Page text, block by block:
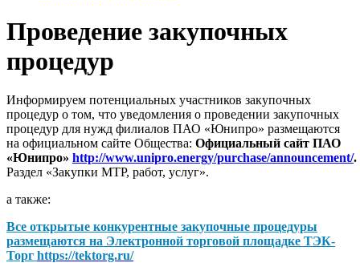
Проведение закупочных
процедур
Информируем потенциальных участников закупочных
процедур о том, что уведомления о проведении закупочных
процедур для нужд филиалов ПАО «Юнипро» размещаются
на официальном сайте Общества: Официальный сайт ПАО
«Юнипро» http://www.unipro.energy/purchase/announcement/.
Раздел «Закупки МТР, работ, услуг».
а также:
Все открытые конкурентные закупочные процедуры
размещаются на Электронной торговой площадке ТЭК-
Торг https://tektorg.ru/